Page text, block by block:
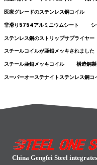
医療グレードのステンレス鋼コイル
非滑り5754アルミニウムシート
ステンレス鋼のストリップサプライヤー
スチールコイルが亜鉛メッキされました
スチール亜鉛メッキコイル
構造鋼
スーパーオーステナイトステンレス鋼コ
China Gengfei Steel